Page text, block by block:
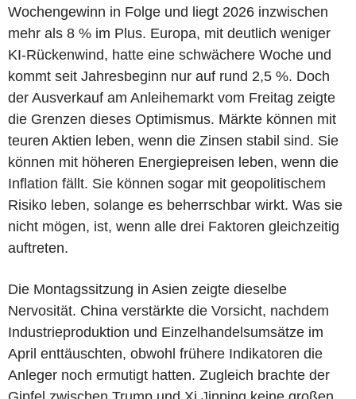
Wochengewinn in Folge und liegt 2026 inzwischen
mehr als 8 % im Plus. Europa, mit deutlich weniger
KI-Rückenwind, hatte eine schwächere Woche und
kommt seit Jahresbeginn nur auf rund 2,5 %. Doch
der Ausverkauf am Anleihemarkt vom Freitag zeigte
die Grenzen dieses Optimismus. Märkte können mit
teuren Aktien leben, wenn die Zinsen stabil sind. Sie
können mit höheren Energiepreisen leben, wenn die
Inflation fällt. Sie können sogar mit geopolitischem
Risiko leben, solange es beherrschbar wirkt. Was sie
nicht mögen, ist, wenn alle drei Faktoren gleichzeitig
auftreten.
Die Montagssitzung in Asien zeigte dieselbe
Nervosität. China verstärkte die Vorsicht, nachdem
Industrieproduktion und Einzelhandelsumsätze im
April enttäuschten, obwohl frühere Indikatoren die
Anleger noch ermutigt hatten. Zugleich brachte der